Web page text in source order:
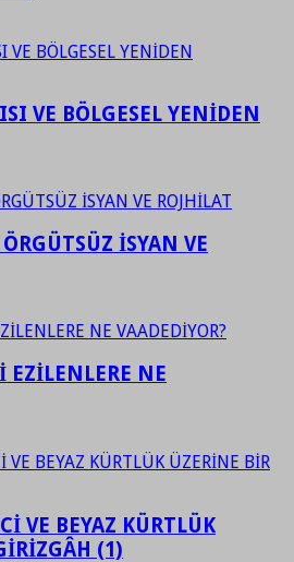
VE BÖLGESEL YENİDEN
İSYAN VE
EZİLENLERE NE
VE BEYAZ KÜRTLÜK
(1)